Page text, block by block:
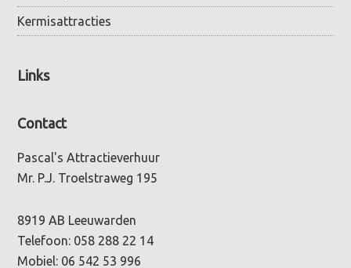
Kermisattracties
Links
Contact
Pascal's Attractieverhuur
Mr. P.J. Troelstraweg 195
8919 AB Leeuwarden
Telefoon: 058 288 22 14
Mobiel: 06 542 53 996